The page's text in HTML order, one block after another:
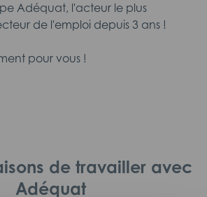
Adéquat, l'acteur le plus
de l'emploi depuis 3 ans !
pour vous !
de travailler avec
Adéquat